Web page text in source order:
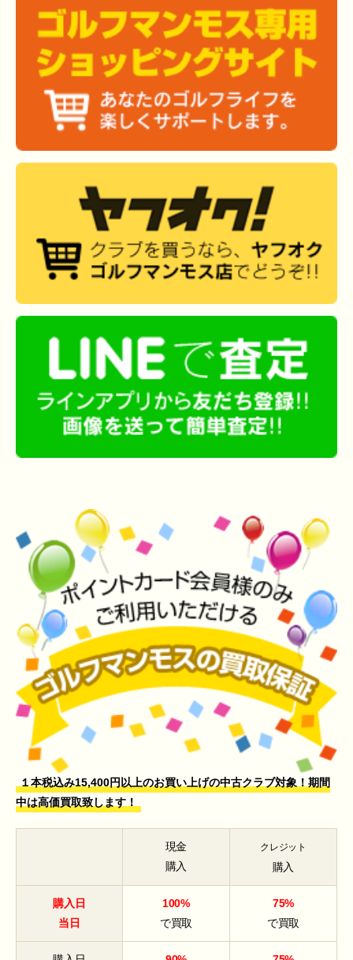
１本税込み15,400円以上のお買い上げの中古クラブ対象！期間
中は高価買取致します！
現金
購入
クレジット
購入
購入日
当日
100%
で買取
75%
で買取